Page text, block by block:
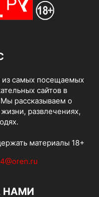
самых посещаемых
сайтов в
рассказываем о
развлечениях,
материалы 18+
НАМИ